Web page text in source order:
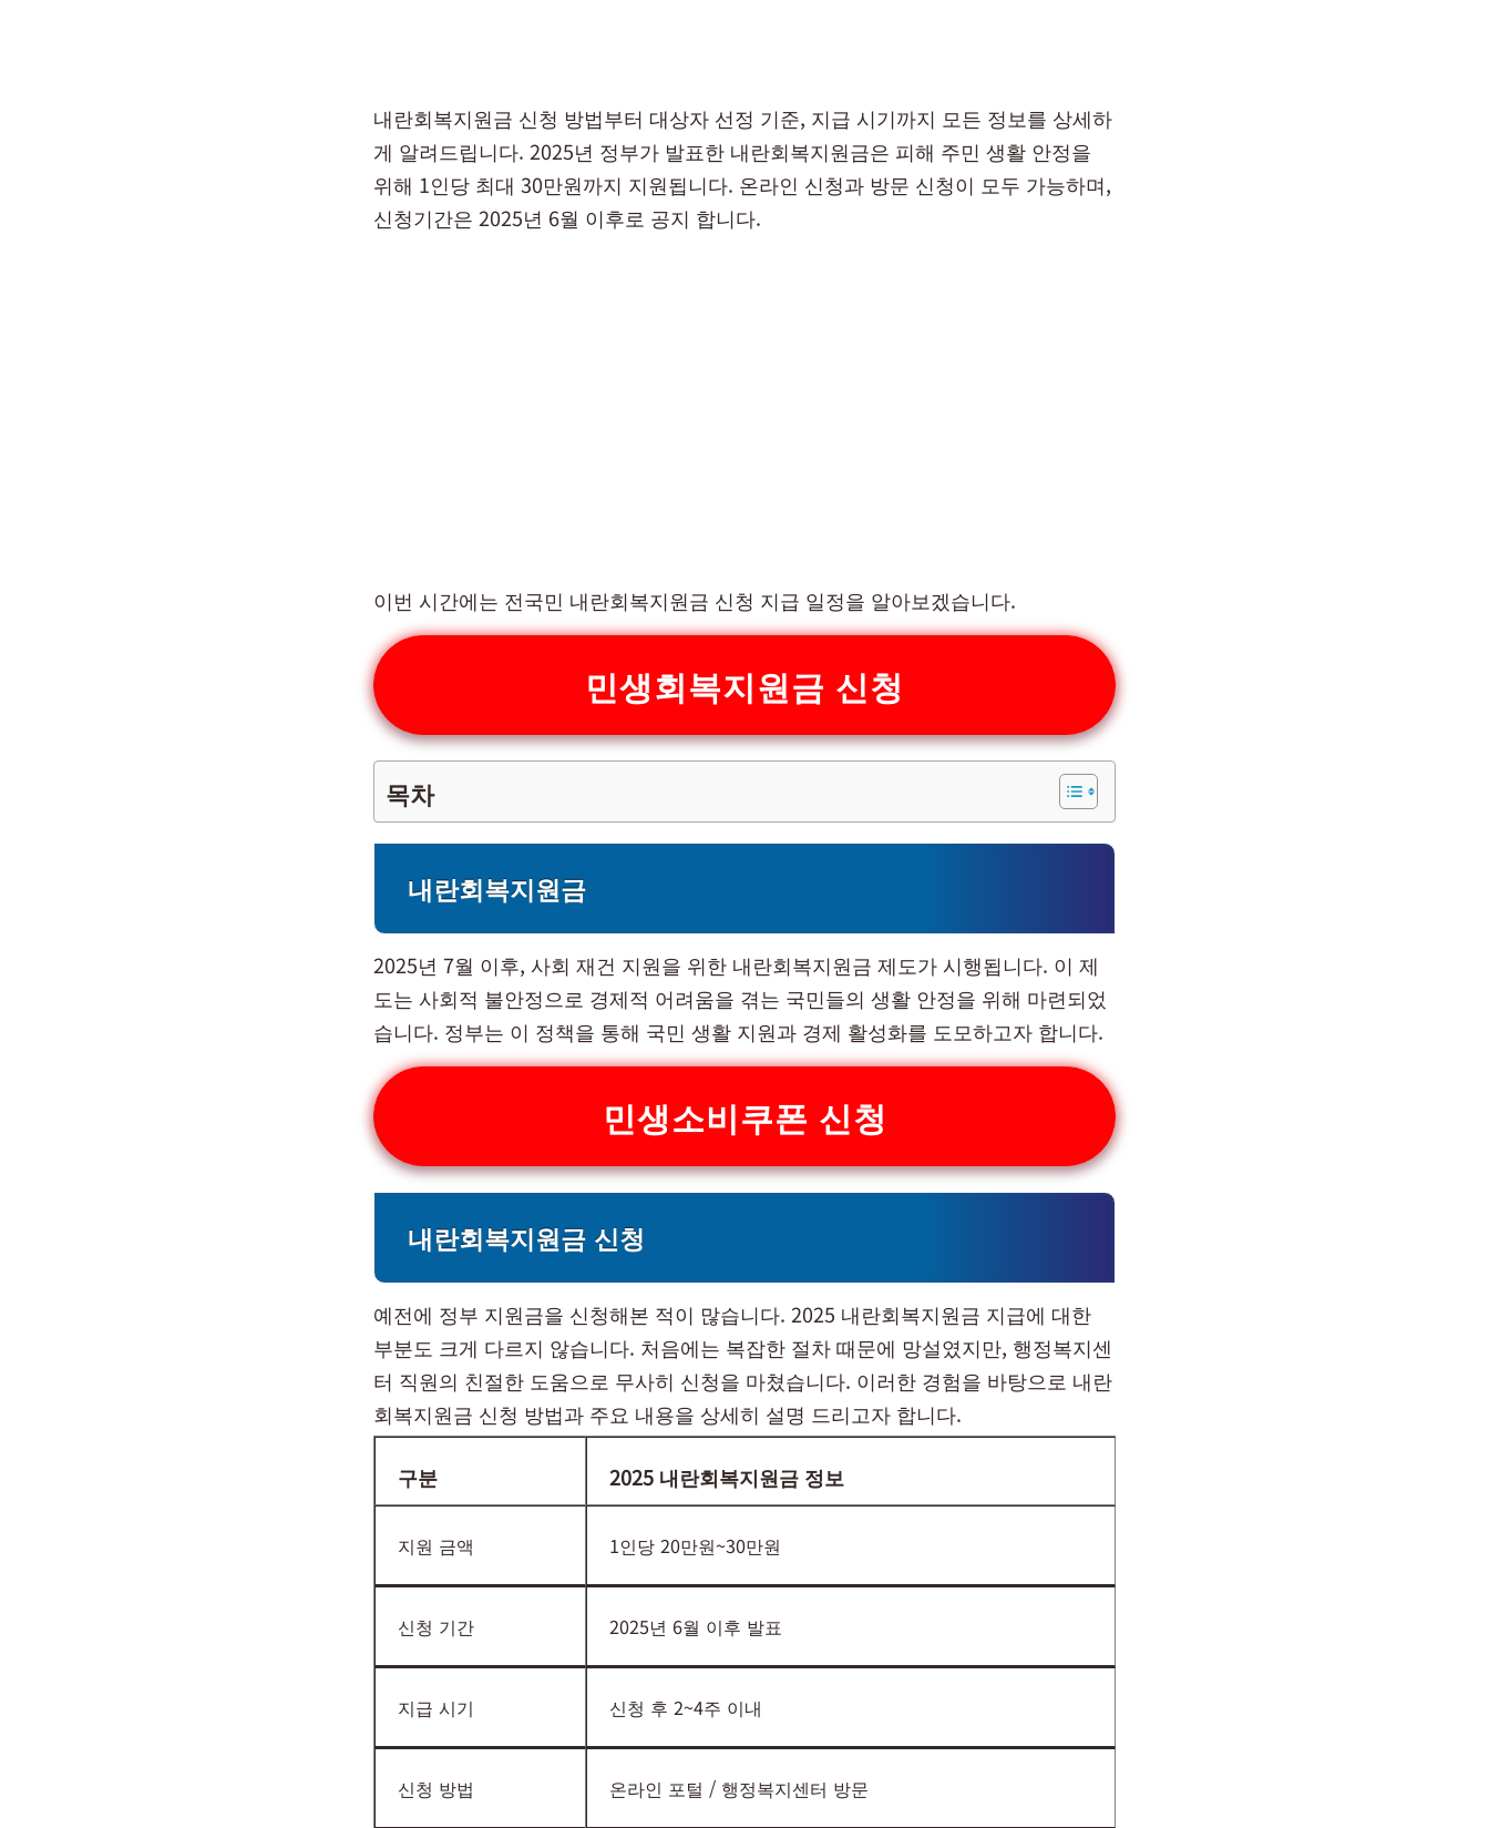
내란회복지원금 신청 방법부터 대상자 선정 기준, 지급 시기까지 모든 정보를 상세하
게 알려드립니다. 2025년 정부가 발표한 내란회복지원금은 피해 주민 생활 안정을
위해 1인당 최대 30만원까지 지원됩니다. 온라인 신청과 방문 신청이 모두 가능하며,
신청기간은 2025년 6월 이후로 공지 합니다.
이번 시간에는 전국민 내란회복지원금 신청 지급 일정을 알아보겠습니다.
민생회복지원금 신청
목차
내란회복지원금
2025년 7월 이후, 사회 재건 지원을 위한 내란회복지원금 제도가 시행됩니다. 이 제
도는 사회적 불안정으로 경제적 어려움을 겪는 국민들의 생활 안정을 위해 마련되었
습니다. 정부는 이 정책을 통해 국민 생활 지원과 경제 활성화를 도모하고자 합니다.
민생소비쿠폰 신청
내란회복지원금 신청
예전에 정부 지원금을 신청해본 적이 많습니다. 2025 내란회복지원금 지급에 대한
부분도 크게 다르지 않습니다. 처음에는 복잡한 절차 때문에 망설였지만, 행정복지센
터 직원의 친절한 도움으로 무사히 신청을 마쳤습니다. 이러한 경험을 바탕으로 내란
회복지원금 신청 방법과 주요 내용을 상세히 설명 드리고자 합니다.
구분 2025 내란회복지원금 정보
지원 금액 1인당 20만원~30만원
신청 기간 2025년 6월 이후 발표
지급 시기 신청 후 2~4주 이내
신청 방법 온라인 포털 / 행정복지센터 방문